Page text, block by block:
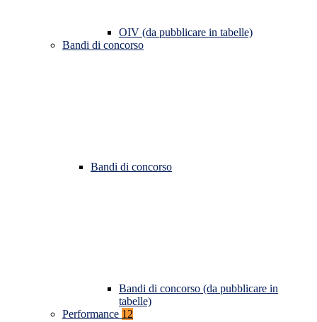
OIV (da pubblicare in tabelle)
Bandi di concorso
Bandi di concorso
Bandi di concorso (da pubblicare in
tabelle)
Performance 12